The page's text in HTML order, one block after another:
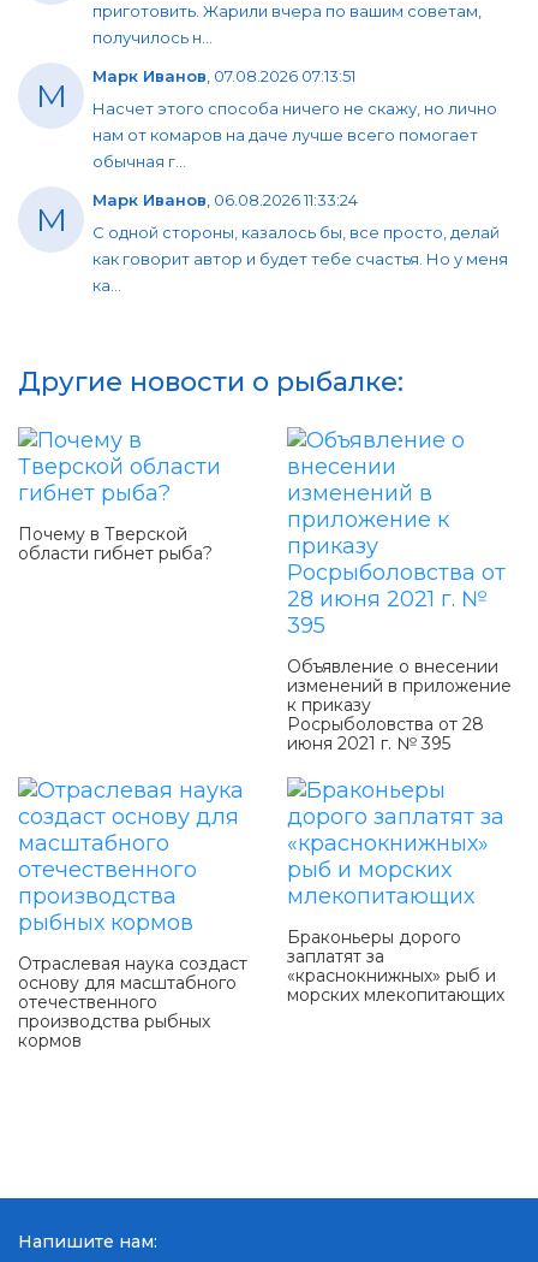
приготовить. Жарили вчера по вашим советам,
получилось н...
М Марк Иванов, 07.08.2026 07:13:51
Насчет этого способа ничего не скажу, но лично
нам от комаров на даче лучше всего помогает
обычная г...
М Марк Иванов, 06.08.2026 11:33:24
С одной стороны, казалось бы, все просто, делай
как говорит автор и будет тебе счастья. Но у меня
ка...
Другие новости о рыбалке:
Почему в Тверской
области гибнет рыба?
Объявление о внесении
изменений в приложение
к приказу
Росрыболовства от 28
июня 2021 г. № 395
Отраслевая наука создаст
основу для масштабного
отечественного
производства рыбных
кормов
Браконьеры дорого
заплатят за
«краснокнижных» рыб и
морских млекопитающих
Напишите нам: